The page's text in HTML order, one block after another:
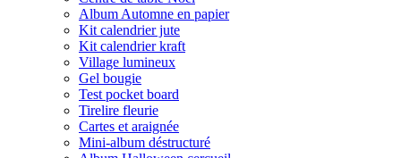
Album Automne en papier
Kit calendrier jute
Kit calendrier kraft
Village lumineux
Gel bougie
Test pocket board
Tirelire fleurie
Cartes et araignée
Mini-album déstructuré